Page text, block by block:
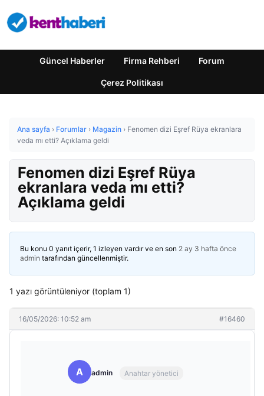
Güncel Haberler Firma Rehberi Forum
Çerez Politikası
Ana sayfa › Forumlar › Magazin › Fenomen dizi Eşref Rüya ekranlara
veda mı etti? Açıklama geldi
Fenomen dizi Eşref Rüya
ekranlara veda mı etti?
Açıklama geldi
Bu konu 0 yanıt içerir, 1 izleyen vardır ve en son 2 ay 3 hafta önce
admin tarafından güncellenmiştir.
1 yazı görüntüleniyor (toplam 1)
16/05/2026: 10:52 am #16460
A admin Anahtar yönetici